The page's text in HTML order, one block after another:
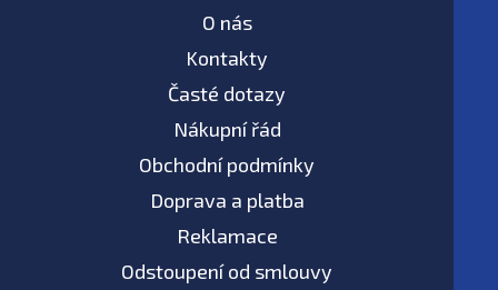
O nás
Kontakty
Časté dotazy
Nákupní řád
Obchodní podmínky
Doprava a platba
Reklamace
Odstoupení od smlouvy